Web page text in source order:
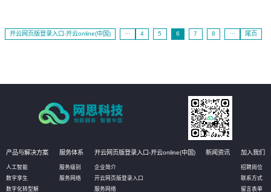
开云网页版登录入口-开云online(中国) ··· 4 5 6 7 8 ··· 尾页
产品与解决方案
人工智能
数字孪生
数字化转型解
服务体系
服务级别
服务网络
开云网页版登录入口-开云online(中国)
企业简介
开云网页版登录入口
服务网络
新闻资讯 加入我们
招聘岗位
联系方式
留言表单